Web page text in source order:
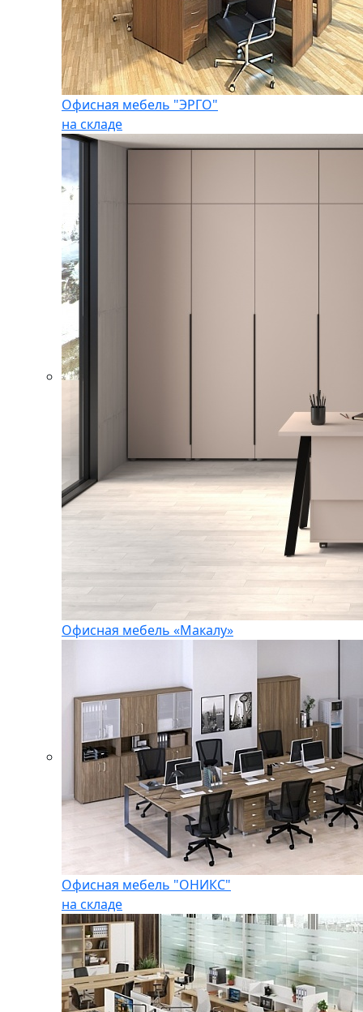
Офисная мебель "ЭРГО"
на складе
Офисная мебель «Макалу»
Офисная мебель "ОНИКС"
на складе